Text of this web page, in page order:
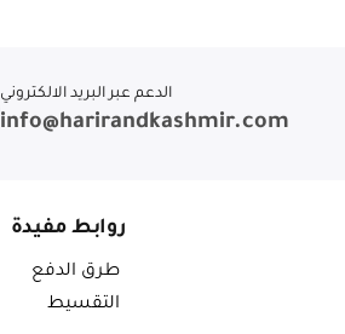
الدعم عبر البريد الالكتروني
info@harirandkashmir.com
روابط مفيدة
طرق الدفع
التقسيط